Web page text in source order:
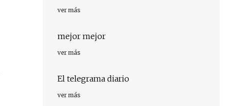
ver más
mejor mejor
ver más
El telegrama diario
ver más